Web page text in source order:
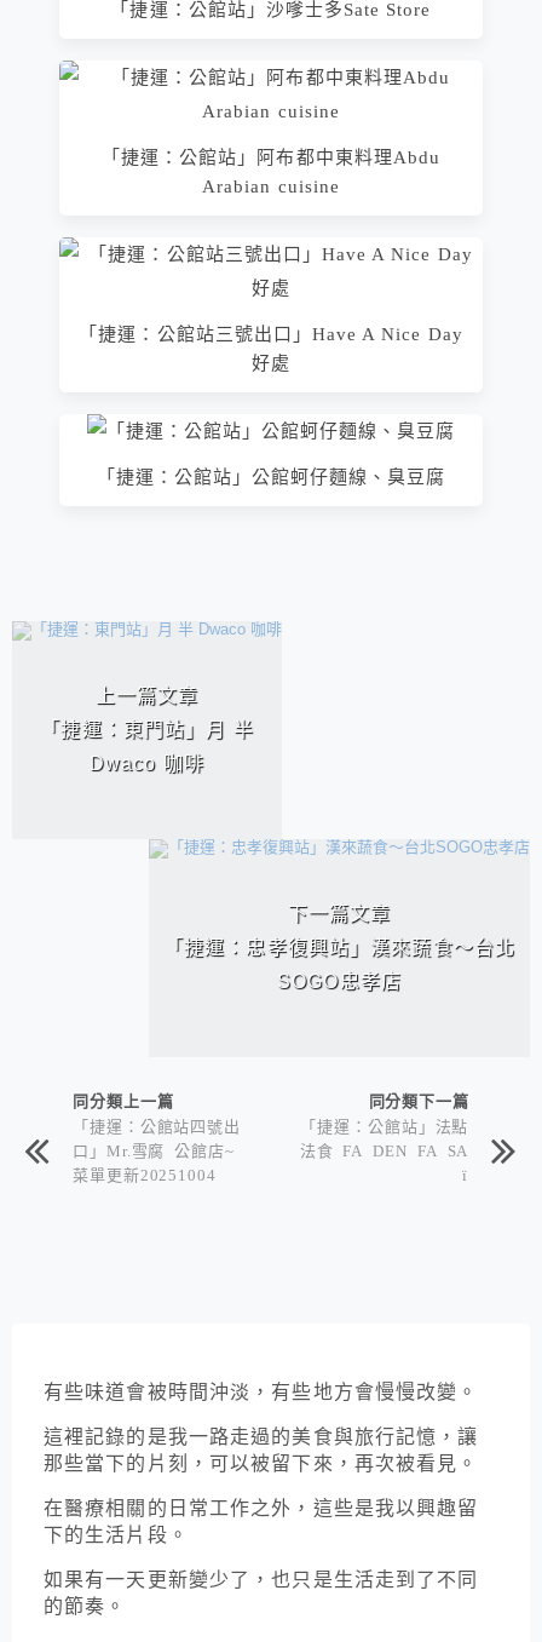
「捷運：公館站」沙嗲士多Sate Store
「捷運：公館站」阿布都中東料理Abdu
Arabian cuisine
「捷運：公館站三號出口」Have A Nice Day
好處
「捷運：公館站」公館蚵仔麵線、臭豆腐
相連文章
上一篇文章
「捷運：東門站」月 半
Dwaco 咖啡
下一篇文章
「捷運：忠孝復興站」漢來蔬食～台北
SOGO忠孝店
同分類上一篇
「捷運：公館站四號出
口」Mr.雪腐 公館店~
菜單更新20251004
同分類下一篇
「捷運：公館站」法點
法食 FA DEN FA SA
ï
有些味道會被時間沖淡，有些地方會慢慢改變。
這裡記錄的是我一路走過的美食與旅行記憶，讓
那些當下的片刻，可以被留下來，再次被看見。
在醫療相關的日常工作之外，這些是我以興趣留
下的生活片段。
如果有一天更新變少了，也只是生活走到了不同
的節奏。